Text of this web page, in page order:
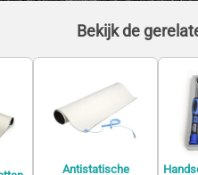
Bekijk de
Antistatische